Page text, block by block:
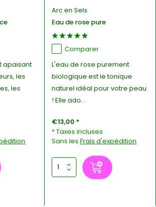
apaisant
les
les
Arc en Sels
Eau de rose pure
Comparer
L'eau de rose purement
biologique est le tonique
naturel idéal pour votre peau
! Elle ado...
€13,00 *
* Taxes incluses
Sans les Frais d'expédition